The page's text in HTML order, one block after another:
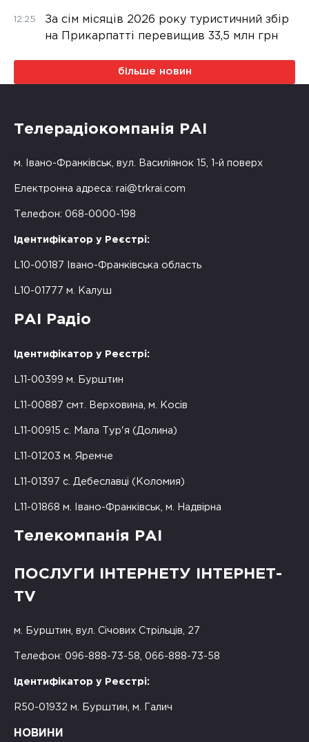
12:25
За сім місяців 2026 року туристичний збір
на Прикарпатті перевищив 33,5 млн грн
більше новин
Телерадіокомпанія РАІ
м. Івано-Франківськ, вул. Василіянок 15, 1-й поверх
Електронна адреса: rai@trkrai.com
Телефон: 068-0000-198
Ідентифікатор у Реєстрі:
L10-00187 Івано-Франківська область
L10-01777 м. Калуш
РАІ Радіо
Ідентифікатор у Реєстрі:
L11-00399 м. Бурштин
L11-00887 смт. Верховина, м. Косів
L11-00915 с. Мала Тур'я (Долина)
L11-01203 м. Яремче
L11-01397 с. Дебеславці (Коломия)
L11-01868 м. Івано-Франківськ, м. Надвірна
Телекомпанія РАІ
ПОСЛУГИ ІНТЕРНЕТУ ІНТЕРНЕТ-
TV
м. Бурштин, вул. Січових Стрільців, 27
Телефон: 096-888-73-58, 066-888-73-58
Ідентифікатор у Реєстрі:
R50-01932 м. Бурштин, м. Галич
НОВИНИ